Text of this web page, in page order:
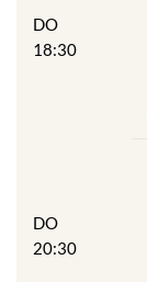
DO
18:30
DO
20:30